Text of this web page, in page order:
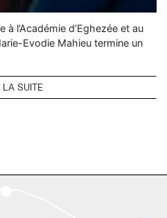
l’Académie d’Eghezée et au
Evodie Mahieu termine un
LA SUITE